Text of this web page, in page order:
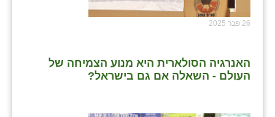
26 פבר 2025
האנרגיה הסולארית היא מנוע הצמיחה של
העולם - השאלה אם גם בישראל?